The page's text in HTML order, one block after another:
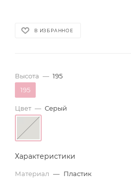
В ИЗБРАННОЕ
Высота — 195
195
Цвет — Серый
Характеристики
Материал — Пластик